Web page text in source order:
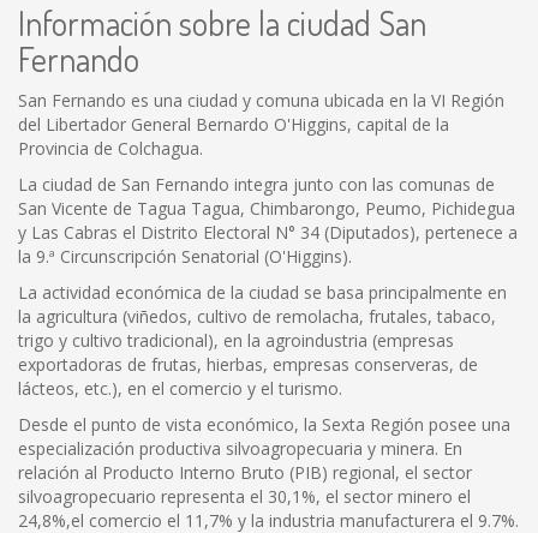
Información sobre la ciudad San
Fernando
San Fernando es una ciudad y comuna ubicada en la VI Región
del Libertador General Bernardo O'Higgins, capital de la
Provincia de Colchagua.
La ciudad de San Fernando integra junto con las comunas de
San Vicente de Tagua Tagua, Chimbarongo, Peumo, Pichidegua
y Las Cabras el Distrito Electoral N° 34 (Diputados), pertenece a
la 9.ª Circunscripción Senatorial (O'Higgins).
La actividad económica de la ciudad se basa principalmente en
la agricultura (viñedos, cultivo de remolacha, frutales, tabaco,
trigo y cultivo tradicional), en la agroindustria (empresas
exportadoras de frutas, hierbas, empresas conserveras, de
lácteos, etc.), en el comercio y el turismo.
Desde el punto de vista económico, la Sexta Región posee una
especialización productiva silvoagropecuaria y minera. En
relación al Producto Interno Bruto (PIB) regional, el sector
silvoagropecuario representa el 30,1%, el sector minero el
24,8%,el comercio el 11,7% y la industria manufacturera el 9.7%.